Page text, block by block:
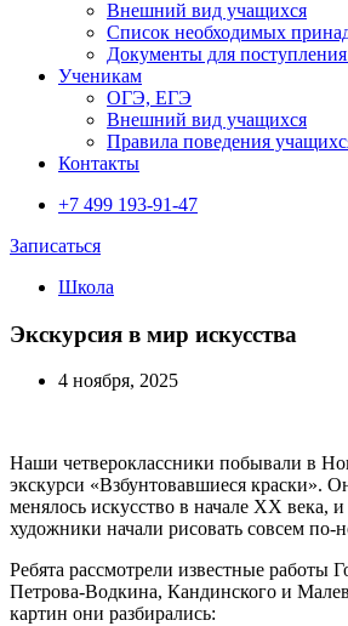
Внешний вид учащихся
Список необходимых
Документы для
Ученикам
ОГЭ, ЕГЭ
Внешний вид учащихся
Правила поведения
Контакты
+7 499 193-91-47
Записаться
Школа
Экскурсия в мир искусства
4 ноября, 2025
Наши четвероклассники побывали в
экскурси «Взбунтовавшиеся краски».
менялось искусство в начале XX века,
художники начали рисовать совсем по-
Ребята рассмотрели известные работы
Петрова-Водкина, Кандинского и
картин они разбирались: